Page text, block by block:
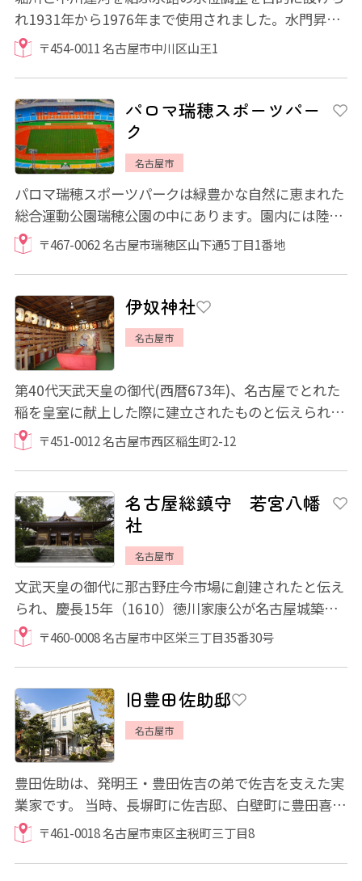
れ1931年から1976年まで使用されました。水門昇降
用の釣り合い錘を収容するために設けられた2基...
〒454-0011 名古屋市中川区山王1
パロマ瑞穂スポーツパー
ク
名古屋市
パロマ瑞穂スポーツパークは緑豊かな自然に恵まれた
総合運動公園瑞穂公園の中にあります。園内には陸上
競技場を始めラグビー場、野球場、テニスコ...
〒467-0062 名古屋市瑞穂区山下通5丁目1番地
伊奴神社
名古屋市
第40代天武天皇の御代(西暦673年)、名古屋でとれた
稲を皇室に献上した際に建立されたものと伝えられて
います。「本国帳」(尾張国の神社名簿)には「...
〒451-0012 名古屋市西区稲生町2-12
名古屋総鎮守 若宮八幡
社
名古屋市
文武天皇の御代に那古野庄今市場に創建されたと伝え
られ、慶長15年（1610）徳川家康公が名古屋城築城
に際して現社地に遷座し、名古屋の総鎮守と定...
〒460-0008 名古屋市中区栄三丁目35番30号
旧豊田佐助邸
名古屋市
豊田佐助は、発明王・豊田佐吉の弟で佐吉を支えた実
業家です。 当時、長塀町に佐吉邸、白壁町に豊田喜一
郎邸と豊田利三郎邸もありましたが、現存...
〒461-0018 名古屋市東区主税町三丁目8